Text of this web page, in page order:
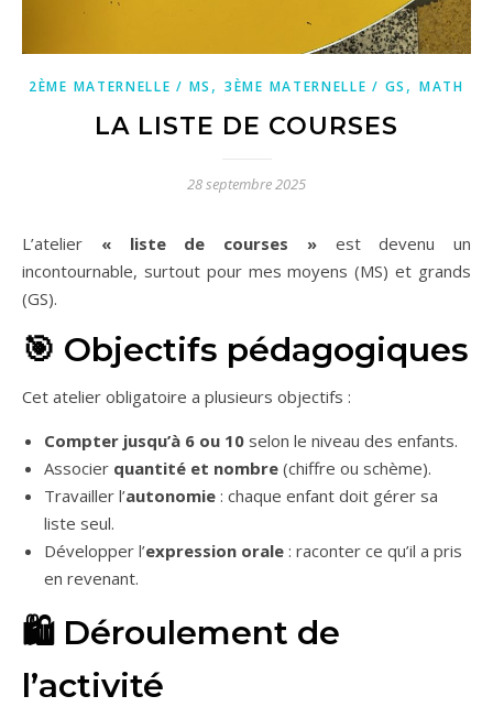
2ÈME MATERNELLE / MS ,3ÈME MATERNELLE / GS ,MATH
LA LISTE DE COURSES
28 septembre 2025
L’atelier « liste de courses »est devenu un
incontournable, surtout pour mes moyens (MS) et grands
(GS).
🎯 Objectifs pédagogiques
Cet atelier obligatoire a plusieurs objectifs :
Compter jusqu’à 6 ou 10 selon le niveau des enfants.
Associer quantité et nombre (chiffre ou schème).
Travailler l’autonomie : chaque enfant doit gérer sa
liste seul.
Développer l’expression orale : raconter ce qu’il a pris
en revenant.
🛍 Déroulement de
l’activité